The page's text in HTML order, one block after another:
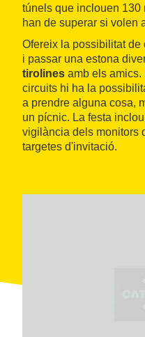
túnels que inclouen 130
han de superar si volen
Ofereix la possibilitat de
i passar una estona
tirolines amb els amics.
circuits hi ha la
a prendre alguna cosa,
un pícnic. La festa
vigilància dels monitors
targetes d'invitació.